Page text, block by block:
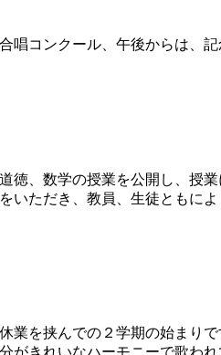
唱コンクール、午後からは、
徳、数学の授業を公開し、授
いただき、教員、生徒ともに
業を挟んでの２学期の始まり
きれいなハーモニーで歌われ